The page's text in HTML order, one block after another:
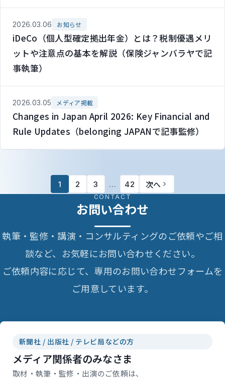
2026.03.06 お知らせ
iDeCo（個人型確定拠出年金）とは？税制優遇メリ
ットや注意点の基本を解説（保険ジャンバラヤで記
事執筆）
2026.03.05 メディア掲載
Changes in Japan April 2026: Key Financial and
Rule Updates（belonging JAPANで記事監修）
1 2 3 … 42 次へ
CONTACT
お問い合わせ
執筆・監修・講演・コンサルティングのご依頼やご相
談など、お気軽にお問い合わせください。
ご依頼内容に応じて、専用のお問い合わせフォームを
ご用意しています。
新聞社 / 出版社 / テレビ局などの方
メディア関係者のみなさま
取材・執筆・監修・出演のご依頼は、